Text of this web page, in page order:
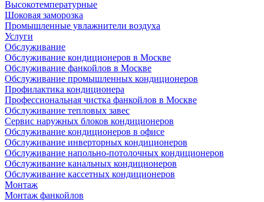
Высокотемпературные
Шоковая заморозка
Промышленные увлажнители воздуха
Услуги
Обслуживание
Обслуживание кондиционеров в Москве
Обслуживание фанкойлов в Москве
Обслуживание промышленных кондиционеров
Профилактика кондиционера
Профессиональная чистка фанкойлов в Москве
Обслуживание тепловых завес
Сервис наружных блоков кондиционеров
Обслуживание кондиционеров в офисе
Обслуживание инверторных кондиционеров
Обслуживание напольно-потолочных кондиционеров
Обслуживание канальных кондиционеров
Обслуживание кассетных кондиционеров
Монтаж
Монтаж фанкойлов